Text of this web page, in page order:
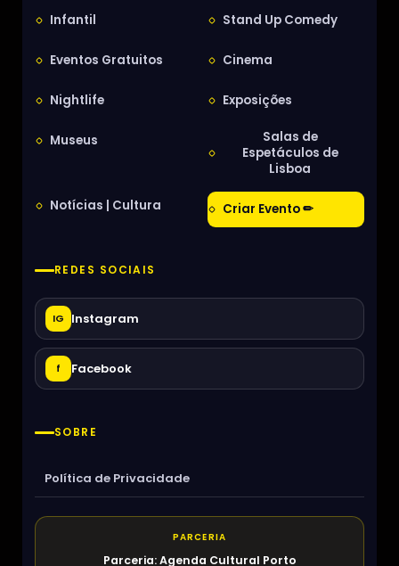
Infantil Stand Up Comedy
Eventos Gratuitos Cinema
Nightlife Exposições
Museus
Salas de
Espetáculos de
Lisboa
Notícias | Cultura Criar Evento ✏
REDES SOCIAIS
IG Instagram
f Facebook
SOBRE
Política de Privacidade
PARCERIA
Parceria: Agenda Cultural Porto